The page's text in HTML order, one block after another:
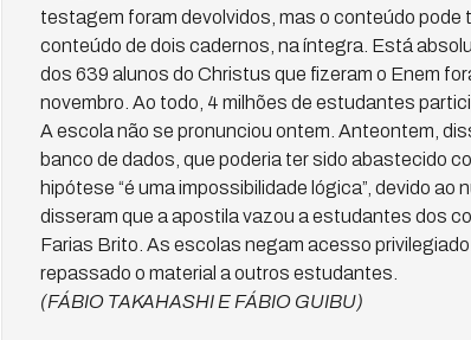
testagem foram devolvidos, mas o conteúdo pode
conteúdo de dois cadernos, na íntegra. Está
dos 639 alunos do Christus que fizeram o Enem
novembro. Ao todo, 4 milhões de estudantes
A escola não se pronunciou ontem. Anteontem,
banco de dados, que poderia ter sido abastecido
hipótese “é uma impossibilidade lógica”, devido
disseram que a apostila vazou a estudantes dos
Farias Brito. As escolas negam acesso
repassado o material a outros estudantes.
(FÁBIO TAKAHASHI E FÁBIO GUIBU)